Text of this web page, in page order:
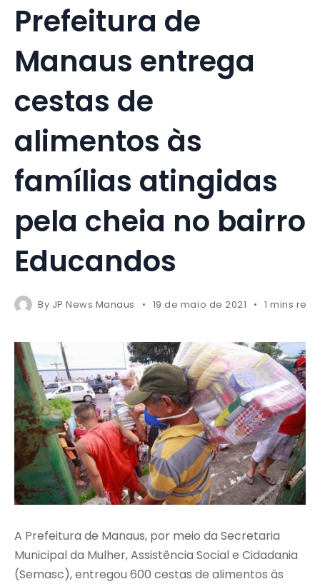
Prefeitura de
Manaus entrega
cestas de
alimentos às
famílias atingidas
pela cheia no bairro
Educandos
By JP News Manaus 19 de maio de 2021 1 mins read
A Prefeitura de Manaus, por meio da Secretaria
Municipal da Mulher, Assistência Social e Cidadania
(Semasc), entregou 600 cestas de alimentos às